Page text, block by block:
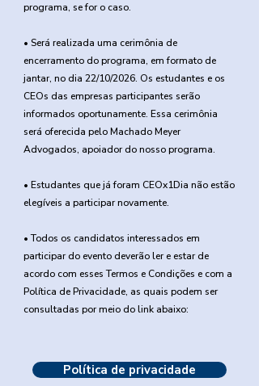
programa, se for o caso.
• Será realizada uma cerimônia de
encerramento do programa, em formato de
jantar, no dia 22/10/2026. Os estudantes e os
CEOs das empresas participantes serão
informados oportunamente. Essa cerimônia
será oferecida pelo Machado Meyer
Advogados, apoiador do nosso programa.
• Estudantes que já foram CEOx1Dia não estão
elegíveis a participar novamente.
• Todos os candidatos interessados em
participar do evento deverão ler e estar de
acordo com esses Termos e Condições e com a
Política de Privacidade, as quais podem ser
consultadas por meio do link abaixo:
Política de privacidade